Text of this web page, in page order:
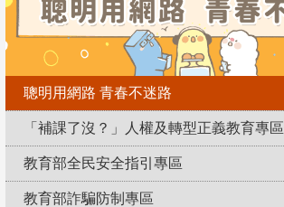
聰明用網路 青春不迷路
「補課了沒？」人權及轉型正義教育專區
教育部全民安全指引專區
教育部詐騙防制專區